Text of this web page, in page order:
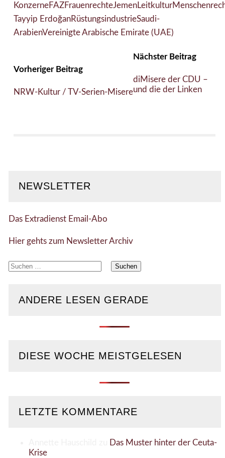
KonzerneFAZFrauenrechteJemenLeitkultur
Tayyip ErdoğanRüstungsindustrieSaudi-
ArabienVereinigte Arabische Emirate (UAE)
Vorheriger Beitrag
NRW-Kultur / TV-Serien-Misere
Nächster Beitrag
diMisere der CDU –
und die der Linken
NEWSLETTER
Das Extradienst Email-Abo
Hier gehts zum Newsletter Archiv
Suchen
ANDERE LESEN GERADE
DIESE WOCHE MEISTGELESEN
LETZTE KOMMENTARE
Das Muster hinter der Ceuta-
Krise